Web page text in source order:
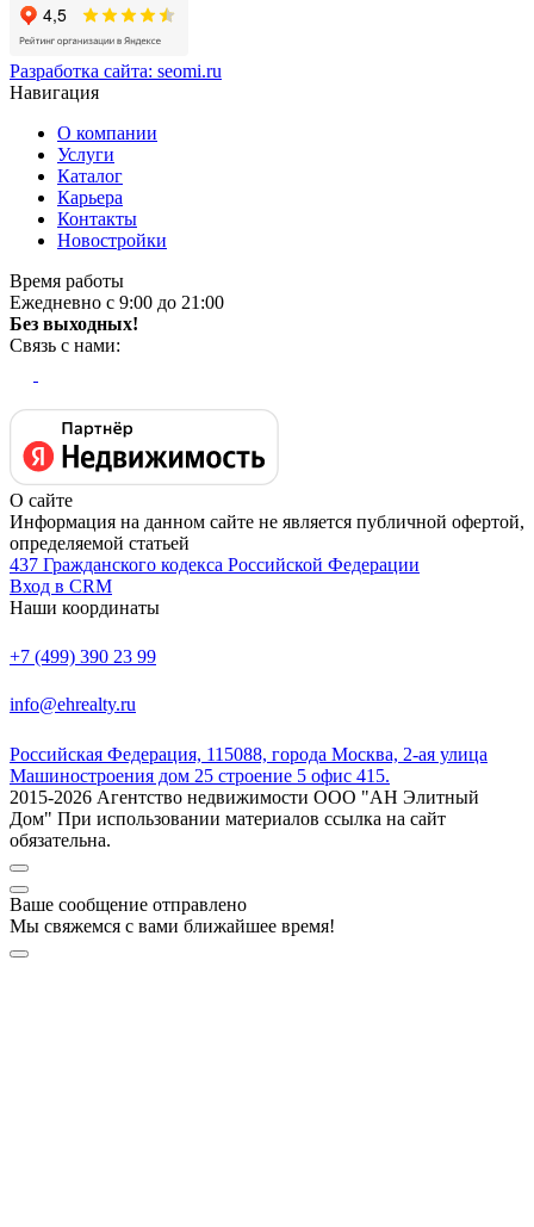
Разработка сайта: seomi.ru
Навигация
О компании
Услуги
Каталог
Карьера
Контакты
Новостройки
Время работы
Ежедневно с 9:00 до 21:00
Без выходных!
Связь с нами:
О сайте
Информация на данном сайте не является публичной офертой,
определяемой статьей
437 Гражданского кодекса Российской Федерации
Вход в CRM
Наши координаты
+7 (499) 390 23 99
info@ehrealty.ru
Российская Федерация, 115088, города Москва, 2-ая улица
Машиностроения дом 25 строение 5 офис 415.
2015-2026 Агентство недвижимости ООО "АН Элитный
Дом" При использовании материалов ссылка на сайт
обязательна.
Ваше сообщение отправлено
Мы свяжемся с вами ближайшее время!